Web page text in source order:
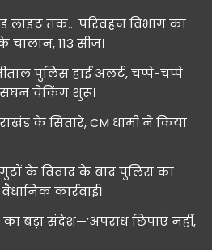
लाइट तक… परिवहन विभाग का
चालान, 113 सीज।
पुलिस हाई अलर्ट, चप्पे-चप्पे
सघन चेकिंग शुरू।
के सितारे, CM धामी ने किया
गुटों के विवाद के बाद पुलिस का
कार्रवाई।
बड़ा संदेश—’अपराध छिपाएं नहीं,